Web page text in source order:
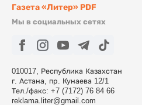
Газета «Литер» PDF
Мы в социальных сетях
010017, Республика Казахстан
г. Астана, пр. Кунаева 12/1
Тел./факс: +7 (7172) 76 84 66
reklama.liter@gmail.com